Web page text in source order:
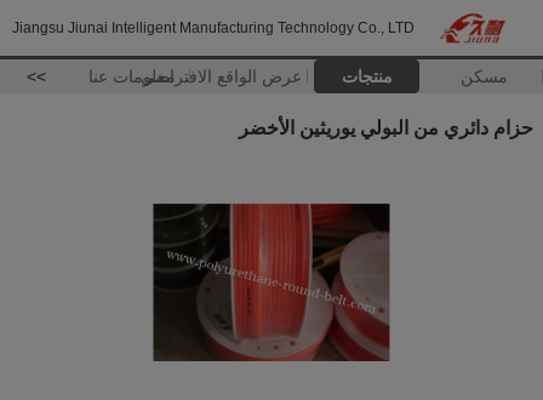
Jiangsu Jiunai Intelligent Manufacturing Technology Co., LTD
مسكن منتجات عرض الواقع الافتراضيمعلومات عنا >>
حزام دائري من البولي يوريثين الأخضر